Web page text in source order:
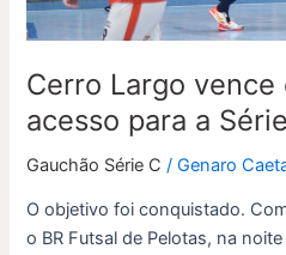
Cerro Largo vence
acesso para a
Gauchão Série C /Genaro
O objetivo foi conquistado.
o BR Futsal de Pelotas, na
Série
B